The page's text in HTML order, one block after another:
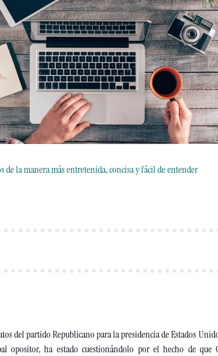
de la manera más entretenida, concisa y fácil de entender
del partido Republicano para la presidencia de Estados
opositor, ha estado cuestionándolo por el hecho de que